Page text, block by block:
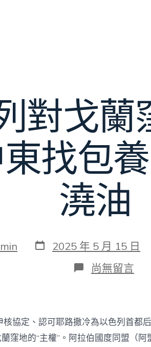
對戈蘭
找包
澆油
發
表
2025 年 5 月 15 日
在
〈承
列
對
戈
尚無留言
核協定、認可耶路撒冷為以色列首都
窪地的“主權”。阿拉伯國度同盟（阿